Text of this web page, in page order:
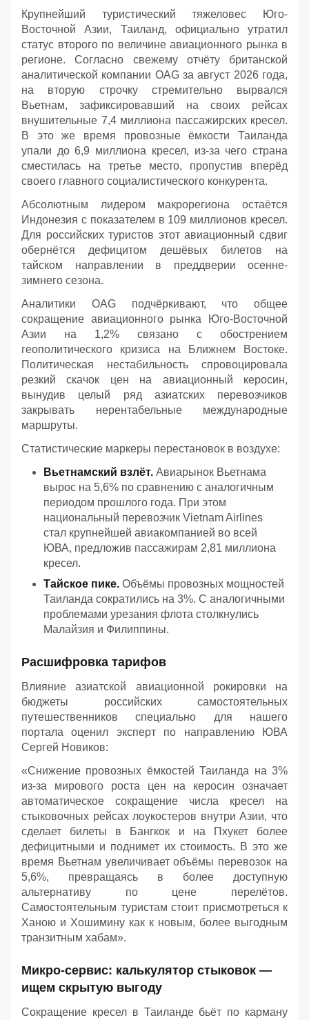
Крупнейший туристический тяжеловес Юго-
Восточной Азии, Таиланд, официально утратил
статус второго по величине авиационного рынка в
регионе. Согласно свежему отчёту британской
аналитической компании OAG за август 2026 года,
на вторую строчку стремительно вырвался
Вьетнам, зафиксировавший на своих рейсах
внушительные 7,4 миллиона пассажирских кресел.
В это же время провозные ёмкости Таиланда
упали до 6,9 миллиона кресел, из-за чего страна
сместилась на третье место, пропустив вперёд
своего главного социалистического конкурента.
Абсолютным лидером макрорегиона остаётся
Индонезия с показателем в 109 миллионов кресел.
Для российских туристов этот авиационный сдвиг
обернётся дефицитом дешёвых билетов на
тайском направлении в преддверии осенне-
зимнего сезона.
Аналитики OAG подчёркивают, что общее
сокращение авиационного рынка Юго-Восточной
Азии на 1,2% связано с обострением
геополитического кризиса на Ближнем Востоке.
Политическая нестабильность спровоцировала
резкий скачок цен на авиационный керосин,
вынудив целый ряд азиатских перевозчиков
закрывать нерентабельные международные
маршруты.
Статистические маркеры перестановок в воздухе:
Вьетнамский взлёт. Авиарынок Вьетнама
вырос на 5,6% по сравнению с аналогичным
периодом прошлого года. При этом
национальный перевозчик Vietnam Airlines
стал крупнейшей авиакомпанией во всей
ЮВА, предложив пассажирам 2,81 миллиона
кресел.
Тайское пике. Объёмы провозных мощностей
Таиланда сократились на 3%. С аналогичными
проблемами урезания флота столкнулись
Малайзия и Филиппины.
Расшифровка тарифов
Влияние азиатской авиационной рокировки на
бюджеты российских самостоятельных
путешественников специально для нашего
портала оценил эксперт по направлению ЮВА
Сергей Новиков:
«Снижение провозных ёмкостей Таиланда на 3%
из-за мирового роста цен на керосин означает
автоматическое сокращение числа кресел на
стыковочных рейсах лоукостеров внутри Азии, что
сделает билеты в Бангкок и на Пхукет более
дефицитными и поднимет их стоимость. В это же
время Вьетнам увеличивает объёмы перевозок на
5,6%, превращаясь в более доступную
альтернативу по цене перелётов.
Самостоятельным туристам стоит присмотреться к
Ханою и Хошимину как к новым, более выгодным
транзитным хабам».
Микро-сервис: калькулятор стыковок —
ищем скрытую выгоду
Сокращение кресел в Таиланде бьёт по карману